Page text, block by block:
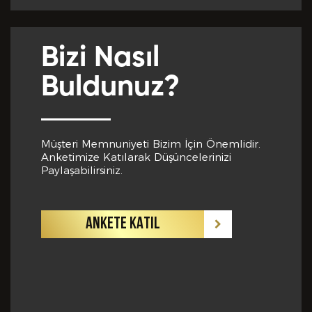
Bizi Nasıl
Buldunuz?
Müşteri Memnuniyeti Bizim İçin Önemlidir.
Anketimize Katılarak Düşüncelerinizi
Paylaşabilirsiniz.
ANKETE KATIL
Yabancı Dil *
Referanslar *